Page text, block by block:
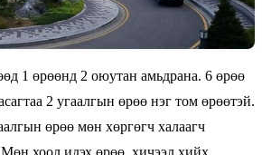
1 өрөөнд 2 оюутан амьдрана. 6 өрөө
2 угаалгын өрөө нэг том өрөөтэй.
өрөө мөн хөргөгч халаагч